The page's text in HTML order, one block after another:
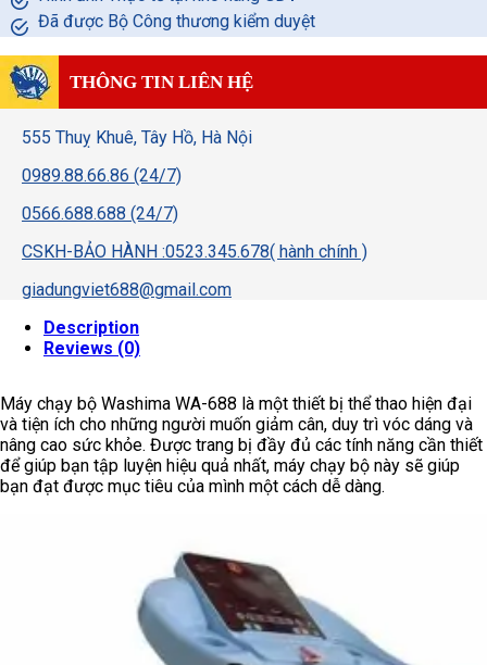
Đã được Bộ Công thương kiểm duyệt
THÔNG TIN LIÊN HỆ
555 Thuỵ Khuê, Tây Hồ, Hà Nội
0989.88.66.86 (24/7)
0566.688.688 (24/7)
CSKH-BẢO HÀNH :0523.345.678( hành chính )
giadungviet688@gmail.com
Description
Reviews (0)
Máy chạy bộ Washima WA-688 là một thiết bị thể thao hiện đại
và tiện ích cho những người muốn giảm cân, duy trì vóc dáng và
nâng cao sức khỏe. Được trang bị đầy đủ các tính năng cần thiết
để giúp bạn tập luyện hiệu quả nhất, máy chạy bộ này sẽ giúp
bạn đạt được mục tiêu của mình một cách dễ dàng.